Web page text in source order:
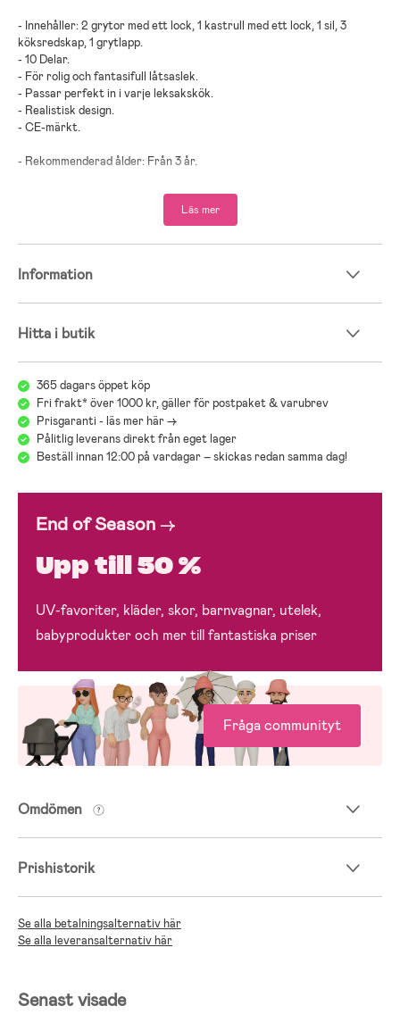
- Innehåller: 2 grytor med ett lock, 1 kastrull med ett lock, 1 sil, 3
köksredskap, 1 grytlapp.
- 10 Delar.
- För rolig och fantasifull låtsaslek.
- Passar perfekt in i varje leksakskök.
- Realistisk design.
- CE-märkt.
- Rekommenderad ålder: Från 3 år.
Läs mer
Information
Hitta i butik
365 dagars öppet köp
Fri frakt* över 1000 kr, gäller för postpaket & varubrev
Prisgaranti - läs mer här ->
Pålitlig leverans direkt från eget lager
Beställ innan 12:00 på vardagar – skickas redan samma dag!
End of Season→
Upp till 50 %
UV-favoriter, kläder, skor, barnvagnar, utelek,
babyprodukter och mer till fantastiska priser
Fråga communityt
Omdömen
Prishistorik
Se alla betalningsalternativ här
Se alla leveransalternativ här
Senast visade